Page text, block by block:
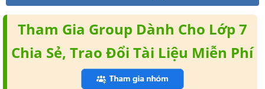
Tham Gia Group Dành Cho Lớp 7
Chia Sẻ, Trao Đổi Tài Liệu Miễn Phí